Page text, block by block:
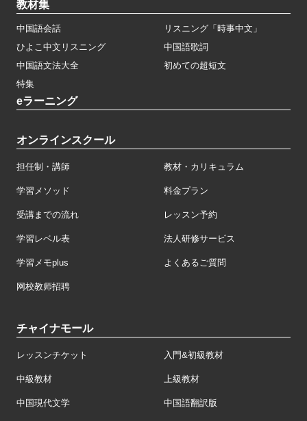
教材集
中国語会話
リスニング「時事中文」
ひよこ中文リスニング
中国語歌詞
中国語文法大全
初めての超短文
特集
eラーニング
オンラインスクール
担任制・講師 教材・カリキュラム
学習メソッド 料金プラン
受講までの流れ レッスン予約
学習レベル表 法人研修サービス
学習メモplus よくあるご質問
网校教师招聘
チャイナモール
レッスンチケット 入門&初級教材
中級教材 上級教材
中国現代文学 中国語翻訳版